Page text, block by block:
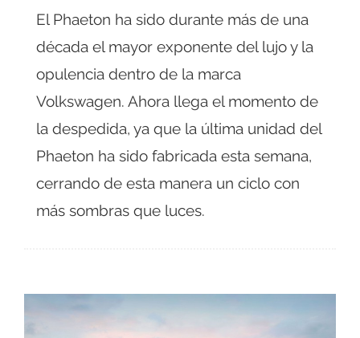
El Phaeton ha sido durante más de una
década el mayor exponente del lujo y la
opulencia dentro de la marca
Volkswagen. Ahora llega el momento de
la despedida, ya que la última unidad del
Phaeton ha sido fabricada esta semana,
cerrando de esta manera un ciclo con
más sombras que luces.